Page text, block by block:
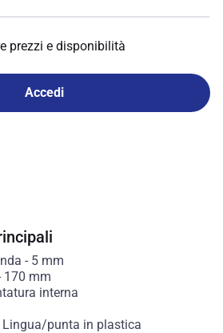
prezzi e disponibilità
Accedi
- 5 mm
170 mm
interna
Lingua/punta in plastica